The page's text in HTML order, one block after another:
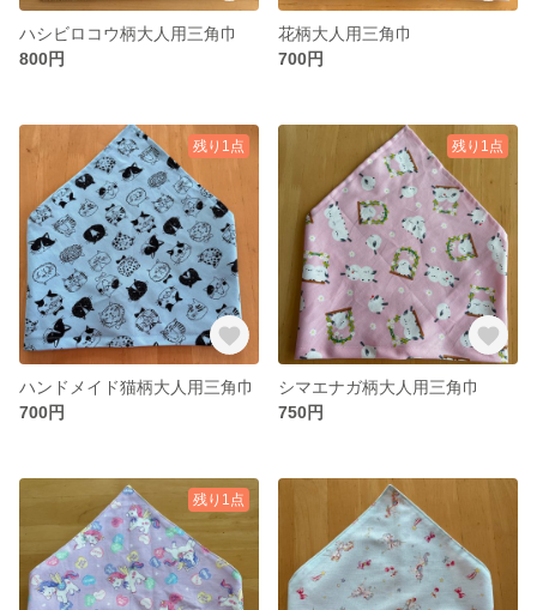
ハシビロコウ柄大人用三角巾
800円
花柄大人用三角巾
700円
残り1点
ハンドメイド猫柄大人用三角巾
700円
残り1点
シマエナガ柄大人用三角巾
750円
残り1点